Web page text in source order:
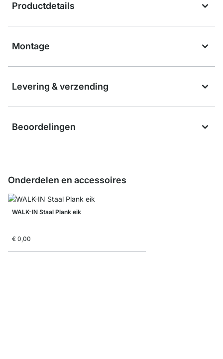
Productdetails
Montage
Levering & verzending
Beoordelingen
Onderdelen en accessoires
WALK-IN Staal Plank eik
€ 0,00